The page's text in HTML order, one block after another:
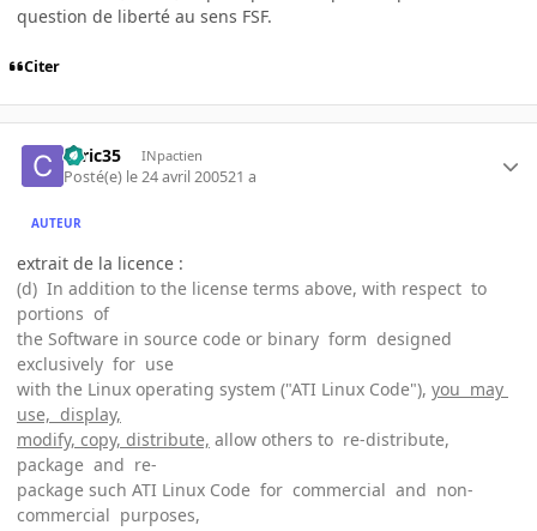
question de liberté au sens FSF.
Citer
ceric35 INpactien
Posté(e) le 24 avril 200521 a
AUTEUR
extrait de la licence :
(d) In addition to the license terms above, with respect to
portions of
the Software in source code or binary form designed
exclusively for use
with the Linux operating system ("ATI Linux Code"), you may
use, display,
modify, copy, distribute, allow others to re-distribute,
package and re-
package such ATI Linux Code for commercial and non-
commercial purposes,